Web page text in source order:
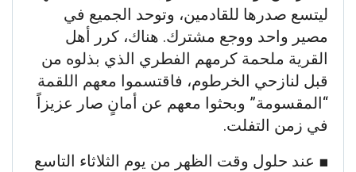
ليتسع صدرها للقادمين، وتوحد الجميع في
مصير واحد ووجع مشترك. هناك، كرر أهل
القرية ملحمة كرمهم الفطري الذي بذلوه من
قبل لنازحي الخرطوم، فاقتسموا معهم اللقمة
“المقسومة” وبحثوا معهم عن أمانٍ صار عزيزاً
في زمن التفلت.
​■ عند حلول وقت الظهر من يوم الثلاثاء التاسع